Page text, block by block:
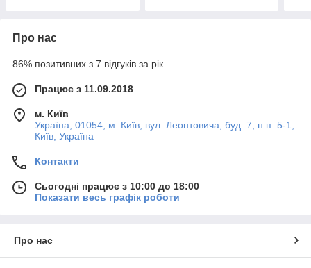
Про нас
86% позитивних з 7 відгуків за рік
Працює з 11.09.2018
м. Київ
Україна, 01054, м. Київ, вул. Леонтовича, буд. 7, н.п. 5-1,
Київ, Україна
Контакти
Сьогодні працює з 10:00 до 18:00
Показати весь графік роботи
Про нас